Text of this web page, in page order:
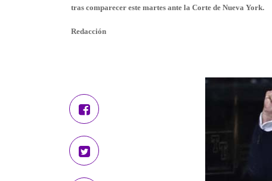
tras comparecer este martes ante la Corte de Nueva York.
Redacción